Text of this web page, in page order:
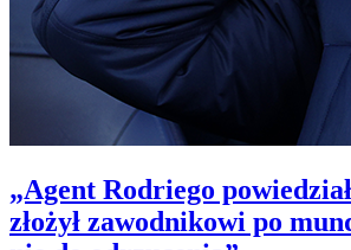
„Agent Rodriego
złożył zawodnikowi po